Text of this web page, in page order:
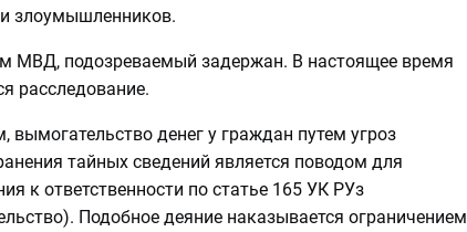
злоумышленников.
МВД, подозреваемый задержан. В настоящее время
расследование.
вымогательство денег у граждан путем угроз
тайных сведений является поводом для
к ответственности по статье 165 УК РУз
Подобное деяние наказывается ограничением